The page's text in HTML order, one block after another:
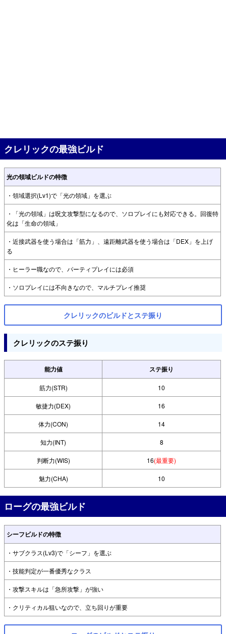
クレリックの最強ビルド
光の領域ビルドの特徴
・領域選択(Lv1)で「光の領域」を選ぶ
・「光の領域」は呪文攻撃型になるので、ソロプレイにも対応できる。回復特
化は「生命の領域」
・近接武器を使う場合は「筋力」、遠距離武器を使う場合は「DEX」を上げ
る
・ヒーラー職なので、パーティプレイには必須
・ソロプレイには不向きなので、マルチプレイ推奨
クレリックのビルドとステ振り
クレリックのステ振り
能力値 ステ振り
筋力(STR) 10
敏捷力(DEX) 16
体力(CON) 14
知力(INT) 8
判断力(WIS) 16(最重要)
魅力(CHA) 10
ローグの最強ビルド
シーフビルドの特徴
・サブクラス(Lv3)で「シーフ」を選ぶ
・技能判定が一番優秀なクラス
・攻撃スキルは「急所攻撃」が強い
・クリティカル狙いなので、立ち回りが重要